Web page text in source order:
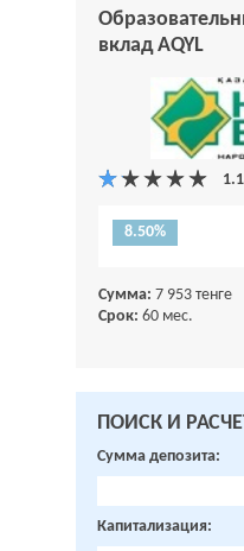
вклад AQYL
8.50%
Сумма: 7 953 тенге
Срок: 60 мес.
ПОИСК И
Сумма депозита:
Капитализация: